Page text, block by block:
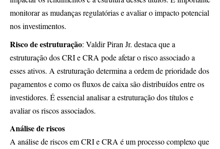
monitorar as mudanças regulatórias e avaliar o impacto potencial
nos investimentos.
Risco de estruturação: Valdir Piran Jr. destaca que a
estruturação dos CRI e CRA pode afetar o risco associado a
esses ativos. A estruturação determina a ordem de prioridade dos
pagamentos e como os fluxos de caixa são distribuídos entre os
investidores. É essencial analisar a estruturação dos títulos e
avaliar os riscos associados.
Análise de riscos
A análise de riscos em CRI e CRA é um processo complexo que